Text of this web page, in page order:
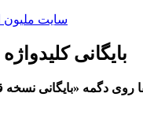
سایت ملیون
بایگانی
روی دگمه «بایگانی